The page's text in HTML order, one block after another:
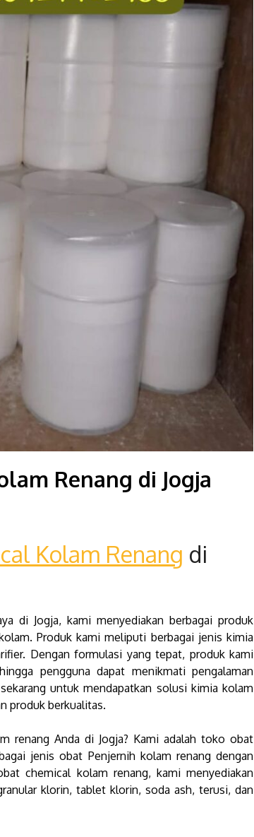
Renang di Jogja
Kolam Renang di
di Jogja, kami menyediakan berbagai produk
Produk kami meliputi berbagai jenis kimia
Dengan formulasi yang tepat, produk kami
pengguna dapat menikmati pengalaman
untuk mendapatkan solusi kimia kolam
produk berkualitas.
renang Anda di Jogja? Kami adalah toko obat
jenis obat Penjernih kolam renang dengan
chemical kolam renang, kami menyediakan
klorin, tablet klorin, soda ash, terusi, dan